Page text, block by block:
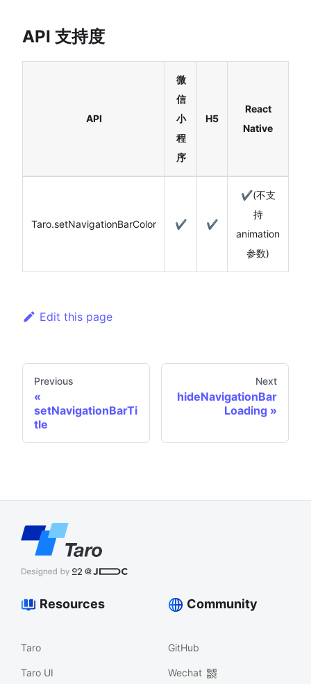
API 支持度
API
微
信
小
程
序
H5
React
Native
Taro.setNavigationBarColor ✔️ ✔️
✔️(不支
持
animation
参数)
Edit this page
Previous
setNavigationBarTi
tle
Next
hideNavigationBar
Loading
Resources
Taro
Taro UI
Community
GitHub
Wechat